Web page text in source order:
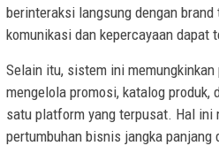
berinteraksi langsung dengan
komunikasi dan kepercayaan dapat
Selain itu, sistem ini
mengelola promosi, katalog
satu platform yang terpusat. Hal
pertumbuhan bisnis jangka panjang